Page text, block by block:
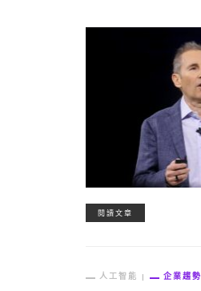
閱讀文章
人工智能 企業趨勢